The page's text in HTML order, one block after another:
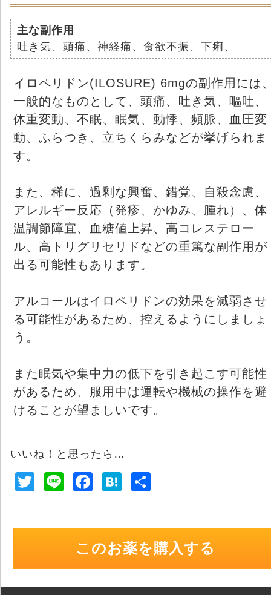
主な副作用
吐き気、頭痛、神経痛、食欲不振、下痢、
イロペリドン(ILOSURE) 6mgの副作用には
一般的なものとして、頭痛、吐き気、嘔吐、
体重変動、不眠、眠気、動悸、頻脈、血圧変
動、ふらつき、立ちくらみなどが挙げられま
す。
また、稀に、過剰な興奮、錯覚、自殺念慮、
アレルギー反応（発疹、かゆみ、腫れ）、体
温調節障宜、血糖値上昇、高コレステロー
ル、高トリグリセリドなどの重篤な副作用が
出る可能性もあります。
アルコールはイロペリドンの効果を減弱させ
る可能性があるため、控えるようにしましょ
う。
また眠気や集中力の低下を引き起こす可能性
があるため、服用中は運転や機械の操作を避
けることが望ましいです。
いいね！と思ったら…
T
Li
e
b
H
n
a
このお薬を購入する